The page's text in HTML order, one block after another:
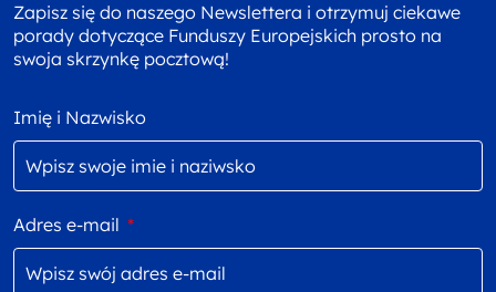
Zapisz się do naszego Newslettera i otrzymuj ciekawe
porady dotyczące Funduszy Europejskich prosto na
swoja skrzynkę pocztową!
Imię i Nazwisko
Adres e-mail *